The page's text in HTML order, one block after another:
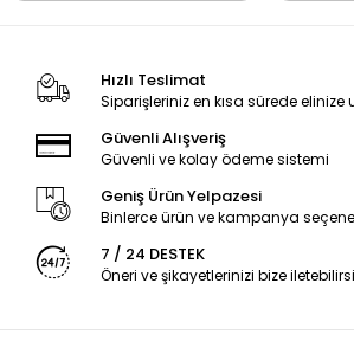
Hızlı Teslimat
Siparişleriniz en kısa sürede elinize
Güvenli Alışveriş
Güvenli ve kolay ödeme sistemi
Geniş Ürün Yelpazesi
Binlerce ürün ve kampanya
7 / 24 DESTEK
Öneri ve şikayetlerinizi bize